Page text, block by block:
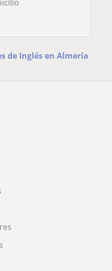
de Inglés en Almería